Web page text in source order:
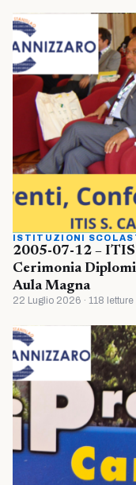
ISTITUZIONI
2005-07-12 –
Cerimonia
Aula Magna
22 Luglio 2026 · 118 letture